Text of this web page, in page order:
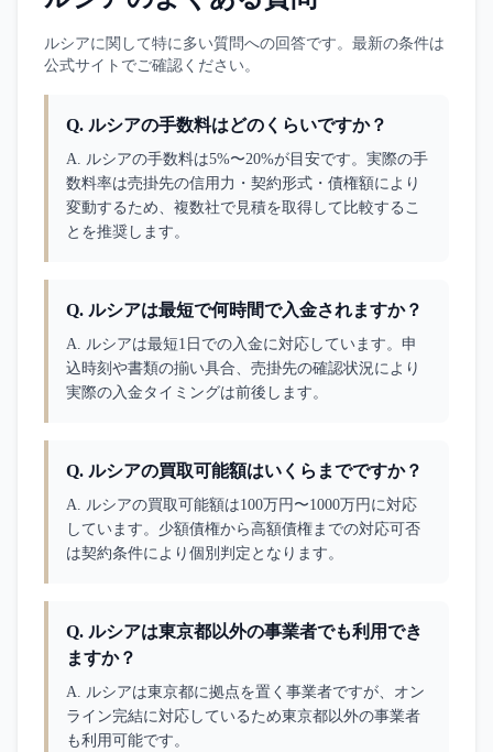
ルシアに関して特に多い質問への回答です。最新の条件は
公式サイトでご確認ください。
Q. ルシアの手数料はどのくらいですか？
A. ルシアの手数料は5%〜20%が目安です。実際の手
数料率は売掛先の信用力・契約形式・債権額により
変動するため、複数社で見積を取得して比較するこ
とを推奨します。
Q. ルシアは最短で何時間で入金されますか？
A. ルシアは最短1日での入金に対応しています。申
込時刻や書類の揃い具合、売掛先の確認状況により
実際の入金タイミングは前後します。
Q. ルシアの買取可能額はいくらまでですか？
A. ルシアの買取可能額は100万円〜1000万円に対応
しています。少額債権から高額債権までの対応可否
は契約条件により個別判定となります。
Q. ルシアは東京都以外の事業者でも利用でき
ますか？
A. ルシアは東京都に拠点を置く事業者ですが、オン
ライン完結に対応しているため東京都以外の事業者
も利用可能です。